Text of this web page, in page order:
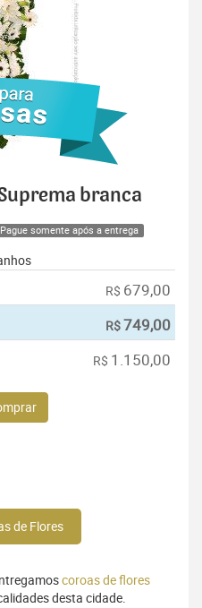
branca
Pague somente após a entrega
R$ 679,00
R$749,00
R$ 1.150,00
de Flores
coroas de flores
desta cidade.